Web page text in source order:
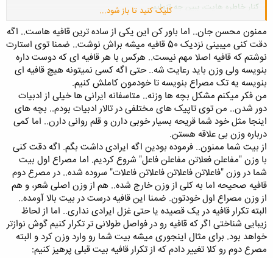
کنار خاطره هایت، ببین چه تنهایم
فقط بخواه.. به پای برهنه می آیم
فقط بگو که لبم را دوباره می بوسی
ببین ز شوق سرم را به ابر می سایم
ای که رفتی از برم با صد هزاران دلبری
غمزه ای کن که زشوق تا به لحد می آیم
کلیک کنید تا باز شود...
ممنون محسن جان.. اما باور کن این یکی از ساده ترین قافیه هاست.. اگه
دقت کنی میبینی نزدیک 50 قافیه میشه براش نوشت.. ضمنا توی استارت
نوشتم که قافیه اصلا مهم نیست.. هرکس با هر قافیه ای که دوست داره
بنویسه ولی وزن باید رعایت شه.. حتی اگه کسی نمیتونه هیچ قافیه ای
بنویسه یه تک مصراع بنویسه تا خودمون کاملش کنیم.
من فکر میکنم مشکل بچه ها وزنه.. متاسفانه ایرانی ها خیلی از ادبیات
دور شدن.. من توی تاپیک های مختلفی در تالار ادبیات بودم.. بچه های
اینجا مثل خود شما قریحه بسیار خوبی دارن و قلم روانی دارن.. اما کمی
درباره وزن بی علاقه هستن.
از بیت شما ممنون.. فرموده بودین اگه ایرادی داشت بگم. اگه دقت کنی
با وزن "مفاعلن فعلاتن مفاعلن فاعل" شروع کردیم. اما مصراع اول بیت
شما در وزن "فاعلاتن فاعلاتن فاعلاتن فاعلات" سروده شده.. در مصرع دوم
قافیه صحیحه اما به کلی از وزن خارج شده.. هم از وزن اصلی شعر، و هم
از وزن مصراع اول خودتون. ضمنا این قافیه درست در بیت بالا آومده..
البته تکرار قافیه در یک قصیده یا حتی غزل ایرادی نداری.. اما از لحاظ
زیبایی شناختی اگر که قافیه رو در فواصل طولانی تر تکرار کنیم گوش نوازتر
خواهد بود. برای مثال اینجوری میشه بیت شما رو وارد وزن کرد و البته
مصرع دوم رو کلا تغییر دادم که از تکرار قافیه بیت قبلی پرهیز کنیم: